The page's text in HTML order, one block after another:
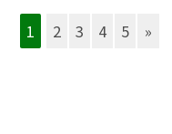
1 2 3 4 5 »